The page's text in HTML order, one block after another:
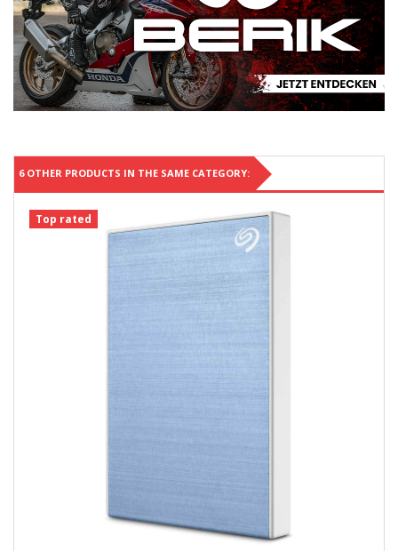
6 OTHER PRODUCTS IN THE SAME CATEGORY:
Top rated